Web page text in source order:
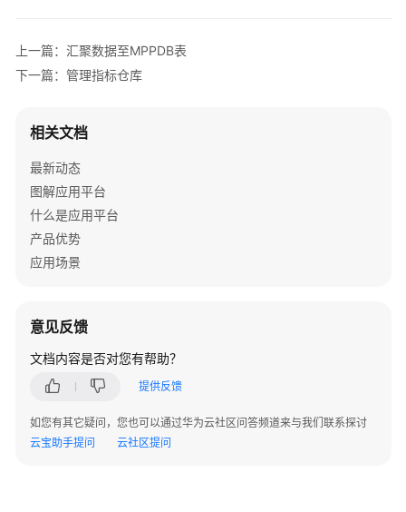
准
备
用
指
南
（AI
原
生
应
擎）
户
指
上一篇：汇聚数据至MPPDB表
下一篇：管理指标仓库
相关文档
最新动态
图解应用平台
什么是应用平台
产品优势
应用场景
意见反馈
文档内容是否对您有帮助？
提供反馈
如您有其它疑问，您也可以通过华为云社区问答频道来与我们联系探讨
云宝助手提问
云社区提问